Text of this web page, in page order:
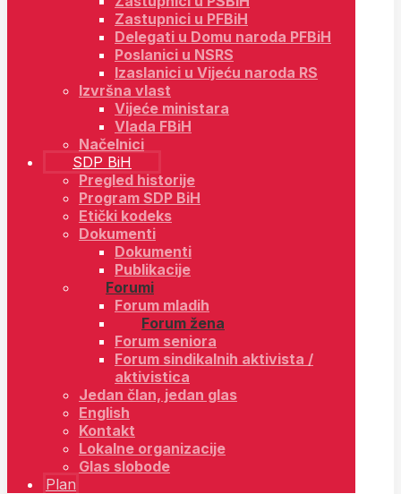
Zastupnici u PFBiH
Delegati u Domu naroda PFBiH
Poslanici u NSRS
Izaslanici u Vijeću naroda RS
Izvršna vlast
Vijeće ministara
Vlada FBiH
Načelnici
SDP BiH
Pregled historije
Program SDP BiH
Etički kodeks
Dokumenti
Dokumenti
Publikacije
Forumi
Forum mladih
Forum žena
Forum seniora
Forum sindikalnih aktivista /
aktivistica
Jedan član, jedan glas
English
Kontakt
Lokalne organizacije
Glas slobode
Plan